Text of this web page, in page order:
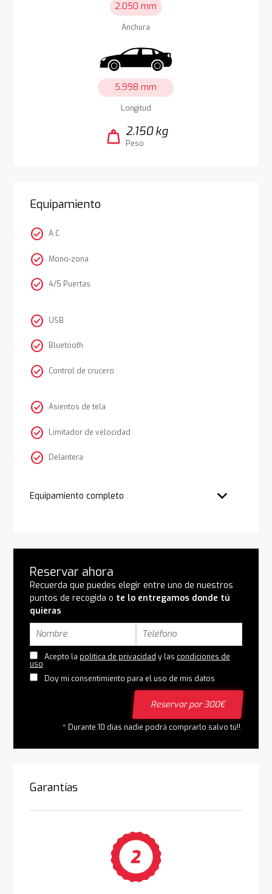
2.050 mm
Anchura
5.998 mm
Longitud
weight 2.150 kg
Peso
Equipamiento
check_circle A.C
check_circle Mono-zona
check_circle 4/5 Puertas
check_circle USB
check_circle Bluetooth
check_circle Control de crucero
check_circle Asientos de tela
check_circle Limitador de velocidad
check_circle Delantera
Equipamiento completo
Reservar ahora
Recuerda que puedes elegir entre uno de nuestros
puntos de recogida o te lo entregamos donde tú
quieras
Acepto la política de privacidad y las condiciones de
uso
Doy mi consentimiento para el uso de mis datos
Reservar por 300€
* Durante 10 días nadie podrá comprarlo salvo tú!!.
Garantías